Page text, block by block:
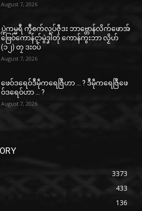
August 7, 2026
ပ္ဍဲကမ္မရဳ ကွဳစက်လုပ်ဇီုဒး ဘာဗ္တောန်လိက်ဖောအ်
ဗြေဝ်ကောန်ၚာ်မွဲဒၞါဲတုဲ ကောန်ကွးဘာ လၟိဟ်
(၁၂) တၠ ဒးဝပ်
August 7, 2026
ဖေဝ်ဒရေဝ်ဒဳမဵုကရေဇြဳဟာ … ? ဒဳမဵုကရေဇြဳဖေ
ဝ်ဒရေဝ်ဟာ … ?
August 7, 2026
3373
433
136